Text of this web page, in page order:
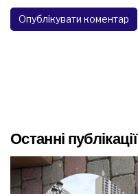
Останні публікації